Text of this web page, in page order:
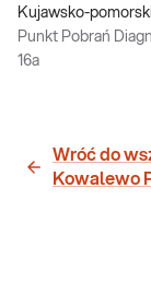
Kujawsko-
Punkt Pobrań
16a
Wróć do
Kowalewo